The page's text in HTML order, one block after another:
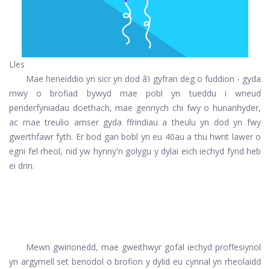
Lles
Mae heneiddio yn sicr yn dod â’i gyfran deg o fuddion - gyda
mwy o brofiad bywyd mae pobl yn tueddu i wneud
penderfyniadau doethach, mae gennych chi fwy o hunanhyder,
ac mae treulio amser gyda ffrindiau a theulu yn dod yn fwy
gwerthfawr fyth. Er bod gan bobl yn eu 40au a thu hwnt lawer o
egni fel rheol, nid yw hynny'n golygu y dylai eich iechyd fynd heb
ei drin.
Mewn gwirionedd, mae gweithwyr gofal iechyd proffesiynol
yn argymell set benodol o brofion y dylid eu cynnal yn rheolaidd